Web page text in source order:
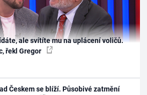
ale svítíte mu na uplácení voličů.
řekl Gregor
Českem se blíží. Působivé zatmění